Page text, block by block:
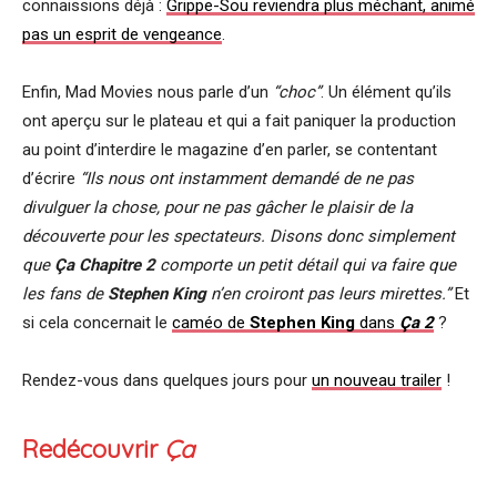
connaissions déjà : Grippe-Sou reviendra plus méchant, animé
pas un esprit de vengeance
Enfin, Mad Movies nous parle d’un “choc”. Un élément qu’ils
ont aperçu sur le plateau et qui a fait paniquer la production
au point d’interdire le magazine d’en parler, se contentant
d’écrire “Ils nous ont instamment demandé de ne pas
divulguer la chose, pour ne pas gâcher le plaisir de la
découverte pour les spectateurs. Disons donc simplement
que Ça Chapitre 2comporte un petit détail qui va faire que
les fans de Stephen Kingn’en croiront pas leurs mirettes.”Et
si cela concernait le caméo de Stephen King dans Ça 2?
Rendez-vous dans quelques jours pour un nouveau trailer !
Redécouvrir Ça